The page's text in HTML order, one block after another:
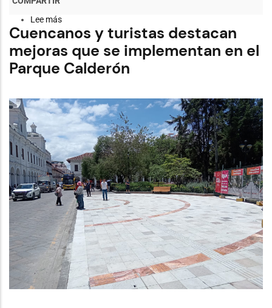
Lee más
Cuenca
se
ilumina
por
Semana
intervenciones
en
iglesias
espacios
patrimoniales
Cuencanos y turistas destacan
mejoras que se implementan en el
Parque Calderón